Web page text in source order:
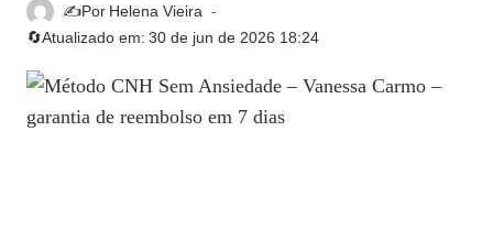
✍️Por Helena Vieira
🔄Atualizado em: 30 de jun de 2026 18:24